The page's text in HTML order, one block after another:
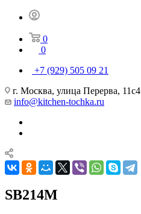
0
0
+7 (929) 505 09 21
г. Москва, улица Перерва, 11с4
info@kitchen-tochka.ru
SB214M